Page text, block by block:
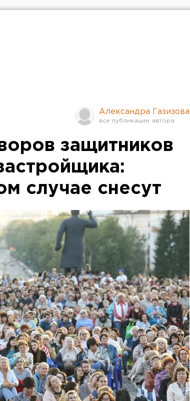
Александра Газизова
защитников
случае снесут